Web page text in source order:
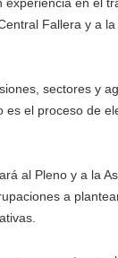
Fallera y a
sectores y
el proceso de
al Pleno y a la
a